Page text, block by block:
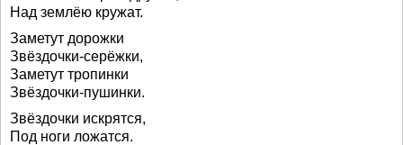
Над землёю кружат.
Заметут дорожки
Звёздочки-серёжки,
Заметут тропинки
Звёздочки-пушинки.
Звёздочки искрятся,
Под ноги ложатся.